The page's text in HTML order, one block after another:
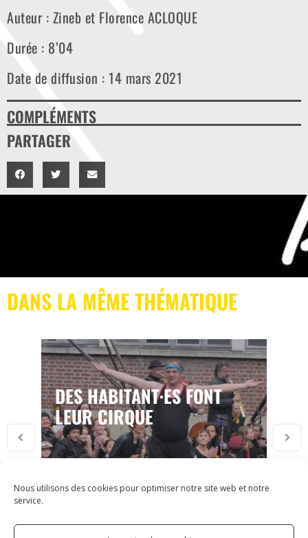
Nous utilisons des cookies pour optimiser notre site web et notre
service.
Auteur : Zineb et Florence ACLOQUE
Durée : 8’04
Date de diffusion : 14 mars 2021
COMPLÉMENTS
PARTAGER
DANS LA MÊME THÉMATIQUE
DES HABITANT·ES FONT
LEUR CIRQUE